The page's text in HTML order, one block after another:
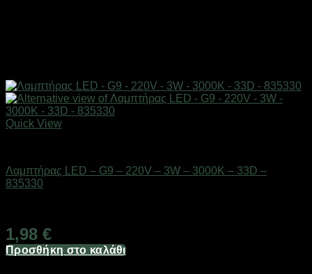
Quick View
Λαμπτήρας LED – G9 – 220V – 3W – 3000K – 33D –
835330
1,98 €
Προσθήκη στο καλάθι